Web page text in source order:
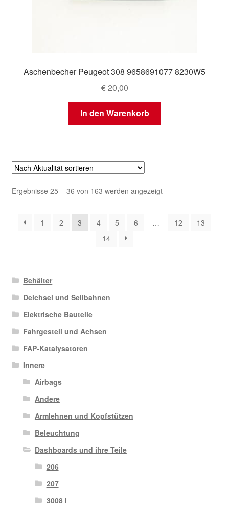
Aschenbecher Peugeot 308 9658691077 8230W5
€20,00
In den Warenkorb
Ergebnisse 25 – 36 von 163 werden angezeigtNach
1
2 3 4 5 6 … 12
13
14
Behälter
Deichsel und Seilbahnen
Elektrische Bauteile
Fahrgestell und Achsen
FAP-Katalysatoren
Innere
Airbags
Andere
Armlehnen und Kopfstützen
Beleuchtung
Dashboards und ihre Teile
206
207
3008 I